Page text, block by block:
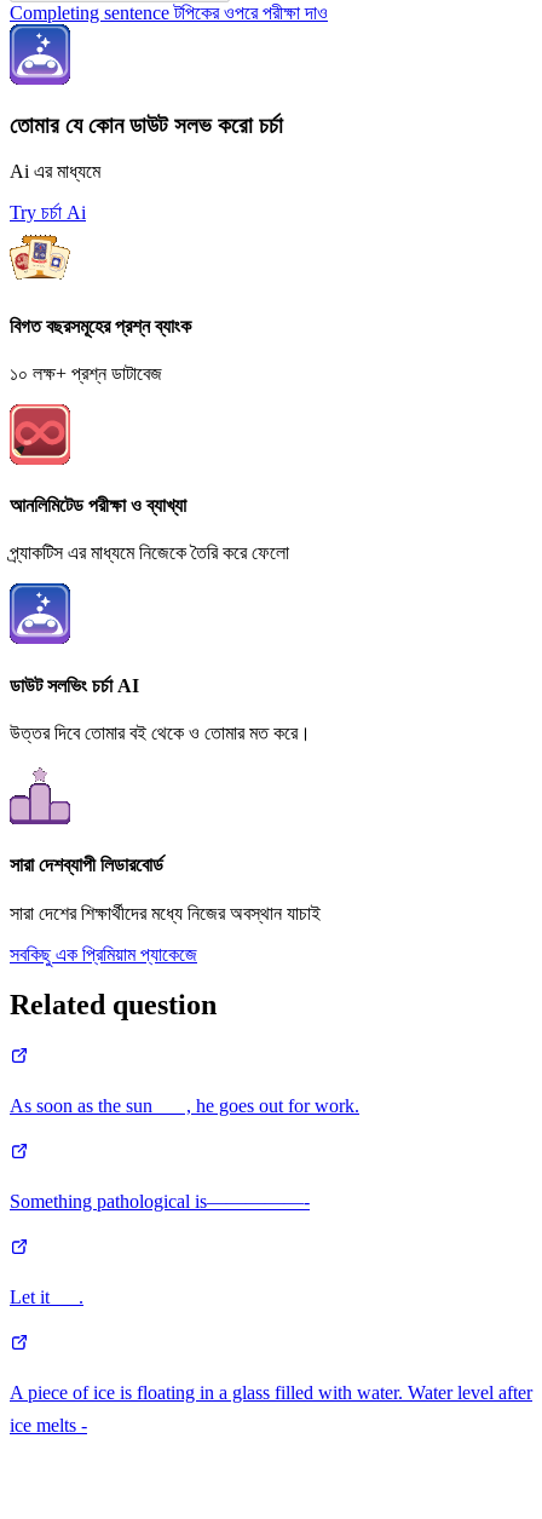
Completing sentence টপিকের ওপরে পরীক্ষা দাও
তোমার যে কোন ডাউট সলভ করো চর্চা
Ai এর মাধ্যমে
Try চর্চা Ai
বিগত বছরসমূহের প্রশ্ন ব্যাংক
১০ লক্ষ+ প্রশ্ন ডাটাবেজ
আনলিমিটেড পরীক্ষা ও ব্যাখ্যা
প্র্যাকটিস এর মাধ্যমে নিজেকে তৈরি করে ফেলো
ডাউট সলভিং চর্চা AI
উত্তর দিবে তোমার বই থেকে ও তোমার মত করে।
সারা দেশব্যাপী লিডারবোর্ড
সারা দেশের শিক্ষার্থীদের মধ্যে নিজের অবস্থান যাচাই
সবকিছু এক প্রিমিয়াম প্যাকেজে
Related question
As soon as the sun___ , he goes out for work.
Something pathological is—————-
Let it___.
A piece of ice is floating in a glass filled with water. Water level after
ice melts -